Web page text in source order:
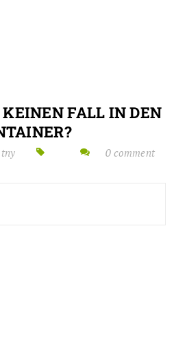
FALL IN DEN
0 comment